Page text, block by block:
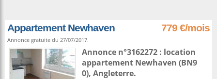
Appartement Newhaven 779 €/mois
Annonce gratuite du 27/07/2017.
Annonce n°3162272 : location
appartement Newhaven (BN9
0), Angleterre.